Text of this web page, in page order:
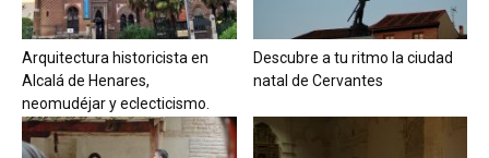
Arquitectura historicista en
Alcalá de Henares,
neomudéjar y eclecticismo.
Descubre a tu ritmo la ciudad
natal de Cervantes